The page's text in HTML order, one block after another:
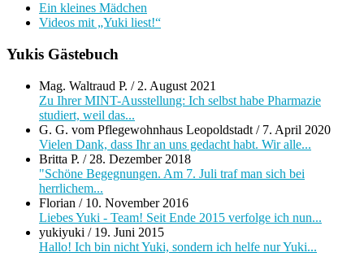
Ein kleines Mädchen
Videos mit „Yuki liest!“
Yukis Gästebuch
Mag. Waltraud P. / 2. August 2021
Zu Ihrer MINT-Ausstellung: Ich selbst habe Pharmazie
studiert, weil das...
G. G. vom Pflegewohnhaus Leopoldstadt / 7. April 2020
Vielen Dank, dass Ihr an uns gedacht habt. Wir alle...
Britta P. / 28. Dezember 2018
"Schöne Begegnungen. Am 7. Juli traf man sich bei
herrlichem...
Florian / 10. November 2016
Liebes Yuki - Team! Seit Ende 2015 verfolge ich nun...
yukiyuki / 19. Juni 2015
Hallo! Ich bin nicht Yuki, sondern ich helfe nur Yuki...